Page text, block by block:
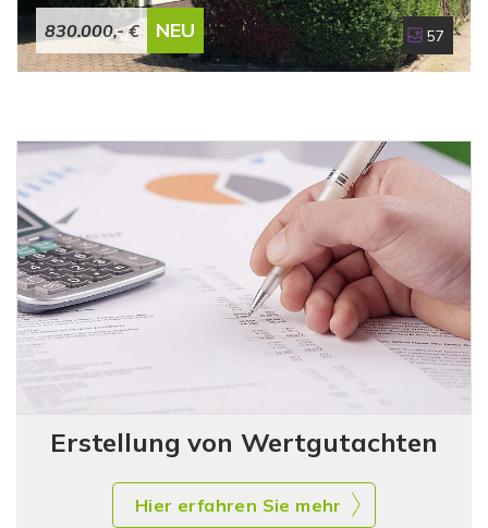
genutzten Garage könnte die Nettokaltmiete inkl. der
Photovoltaikanlage bei ca. 44.000 EUR p.a. liegen. Bei
den Einnahmen der Photovoltaikanlage wurde aus den
Einspeisevergütung 2024: 5.076 EUREinspeisevergütung
2023: 5.833 EUREinspeisevergütung 2022: 6.407
EURGesamt: 17.316 EUR : 3 Jahre = 5.772 EURBei der
Bewertung wurde von einem mittleren Wert über ca.
5.500 EUR Netto bei der Photovoltaikanlage an
Einnahmen ausgegangen.Nutzen Sie diese Gelegenheit,
in eine hervorragende Immobilie in einer begehrten Lage
zu investieren.Zur Kenntnis: Die hier vorhandenen
Innenbilder der leeren Wohnungen wurden uns von den
Eigentümern zur Verfügung gestellt. Die Bilder der
bewohnten Wohnung im EG sind aktuell und wurden uns
830.000,- € NEU 57
Erstellung von Wertgutachten
Hier erfahren Sie mehr